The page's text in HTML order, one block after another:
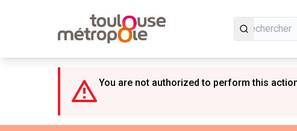
You are not authorized to perform this